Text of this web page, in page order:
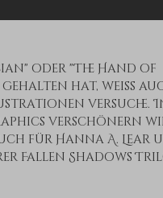
oder "The Hand of
hat, weiß
versuche.
verschönern
für Hanna A. Lear
Fallen Shadows